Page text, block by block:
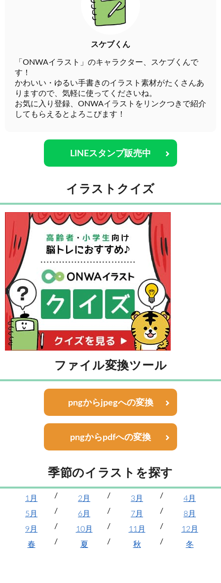
スケブくん
「ONWAイラスト」のキャラクター、スケブくんで
す！
かわいい・ゆるい手書きのイラスト素材がたくさんあ
りますので、気軽に使ってくださいね。
お気に入り登録、ONWAイラストをリンクつきで紹介
してもらえるとよろこびます！
LINEスタンプ販売中
イラストクイズ
ファイル変換ツール
pngからjpegへの変換
pngからpdfへの変換
季節のイラストを探す
1月 2月 3月
4月
5月
6月 7月
8月
9月
10月 11月
12月
春
夏 秋 冬